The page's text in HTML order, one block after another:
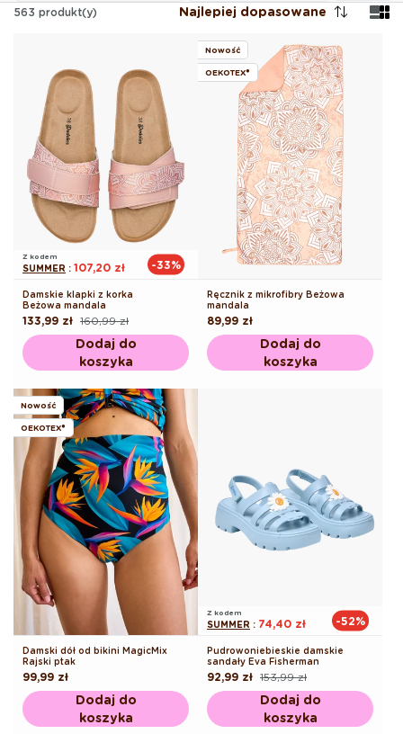
563 produkt(y) Najlepiej dopasowane
Z kodem
SUMMER : 107,20 zł -33%
Damskie klapki z korka
Beżowa mandala
Cena
regularna
160,99 zł
Cena
promocyjna
133,99 zł
Dodaj do
koszyka
Nowość
OEKOTEX®
Ręcznik z mikrofibry Beżowa
mandala
Cena
regularna
89,99 zł
Dodaj do
koszyka
Nowość
OEKOTEX®
Damski dół od bikini MagicMix
Rajski ptak
Cena
regularna
99,99 zł
Dodaj do
koszyka
Z kodem
SUMMER : 74,40 zł -52%
Pudrowoniebieskie damskie
sandały Eva Fisherman
Cena
regularna
153,99 zł
Cena
promocyjna
92,99 zł
Dodaj do
koszyka